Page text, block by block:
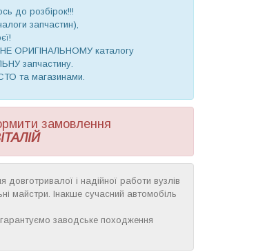
до розбірок!!!
запчастин),
НЕ ОРИГІНАЛЬНОМУ каталогу
запчастину.
та магазинами.
замовлення
довготривалої і надійної работи вузлів
майстри. Інакше сучасний автомобіль
заводське походження